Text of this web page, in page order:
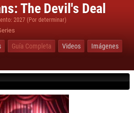
The Devil's Deal
2027 (Por determinar)
Guía Completa Videos
Imágenes